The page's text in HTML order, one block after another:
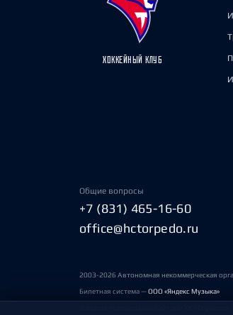
ХОККЕЙНЫЙ КЛУБ
Общие вопросы
+7 (831) 465-16-60
office@hctorpedo.ru
2003-2026 Автономная некоммерческая
Билетная система —ООО «Яндекс Музыка»